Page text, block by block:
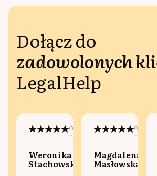
Dołącz do
zadowolonych
LegalHelp
Opublikowano
na:
Weronika
Stachowska
na:
Magdalena
Masłowska